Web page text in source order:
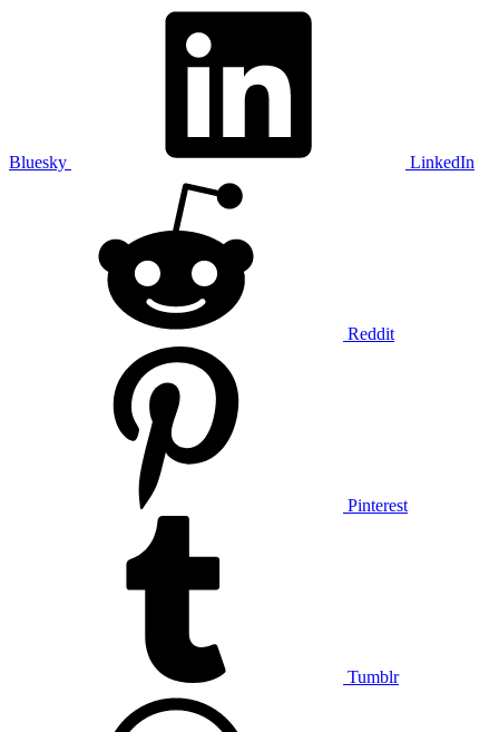
Bluesky LinkedIn
Reddit
Pinterest
Tumblr